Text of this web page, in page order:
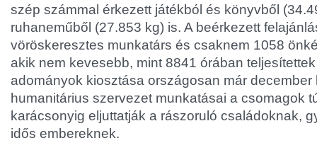
szép számmal érkezett játékból és könyvből
ruhaneműből (27.853 kg) is. A beérkezett
vöröskeresztes munkatárs és csaknem 1058
akik nem kevesebb, mint 8841 órában
adományok kiosztása országosan már december
humanitárius szervezet munkatásai a csomagok
karácsonyig eljuttatják a rászoruló családoknak,
idős embereknek.